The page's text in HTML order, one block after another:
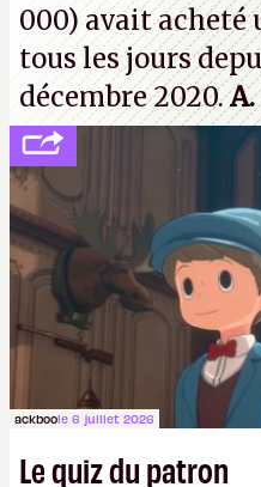
000) avait acheté
tous les jours
décembre 2020.A.
ackboole 6 juillet 2026
Le quiz du patron